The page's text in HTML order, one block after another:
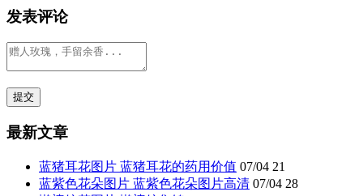
发表评论
最新文章
蓝猪耳花图片 蓝猪耳花的药用价值 07/04 21
蓝紫色花朵图片 蓝紫色花朵图片高清 07/04 28